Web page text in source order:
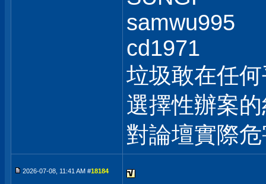
samwu995
cd1971
垃圾敢在任
選擇性辦案
對論壇實際
2026-07-08, 11:41 AM #18184